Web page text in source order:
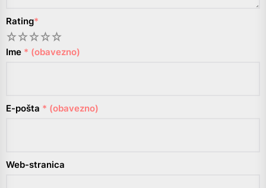
Rating*
5
4
3
2
Ime * (obavezno)
E-pošta * (obavezno)
Web-stranica